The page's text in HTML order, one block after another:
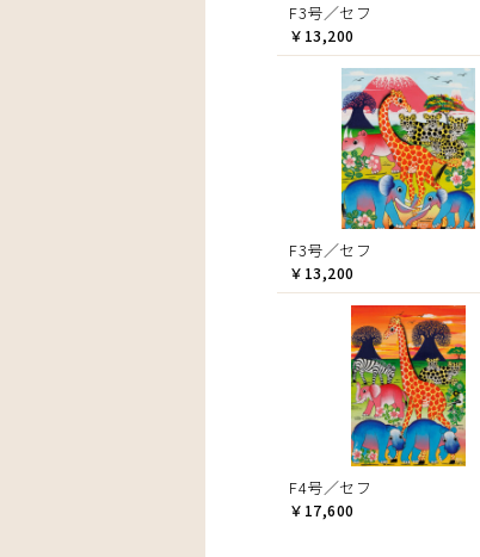
F3号／セフ
￥13,200
F3号／セフ
￥13,200
F4号／セフ
￥17,600